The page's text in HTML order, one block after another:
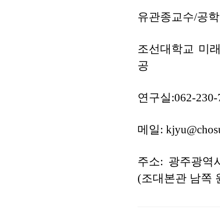
유관종교수/공
조선대학교 미
공
연구실:062-
메일:
주소: 광주광역
(조대본관 남쪽